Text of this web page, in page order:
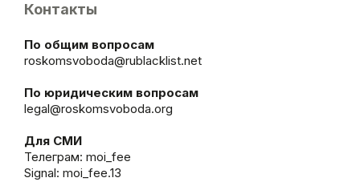
Контакты
По общим вопросам
roskomsvoboda@rublacklist.net
По юридическим вопросам
legal@roskomsvoboda.org
Для СМИ
Телеграм: moi_fee
Signal: moi_fee.13